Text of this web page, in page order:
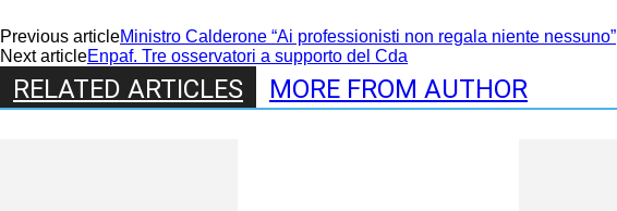
Previous articleMinistro Calderone “Ai professionisti non regala niente nessuno”
Next articleEnpaf. Tre osservatori a supporto del Cda
RELATED ARTICLES MORE FROM AUTHOR